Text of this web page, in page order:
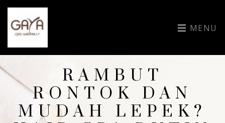
MENU
RAMBUT
RONTOK DAN
MUDAH LEPEK?